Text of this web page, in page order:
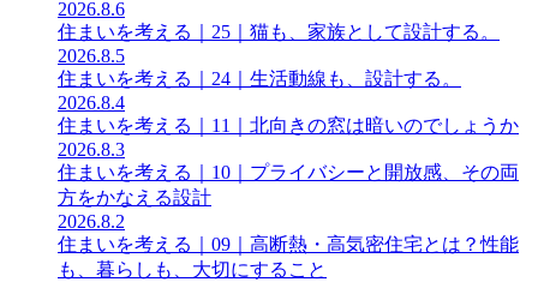
2026.8.6
住まいを考える｜25｜猫も、家族として設計する。
2026.8.5
住まいを考える｜24｜生活動線も、設計する。
2026.8.4
住まいを考える｜11｜北向きの窓は暗いのでしょうか
2026.8.3
住まいを考える｜10｜プライバシーと開放感、その両
方をかなえる設計
2026.8.2
住まいを考える｜09｜高断熱・高気密住宅とは？性能
も、暮らしも、大切にすること